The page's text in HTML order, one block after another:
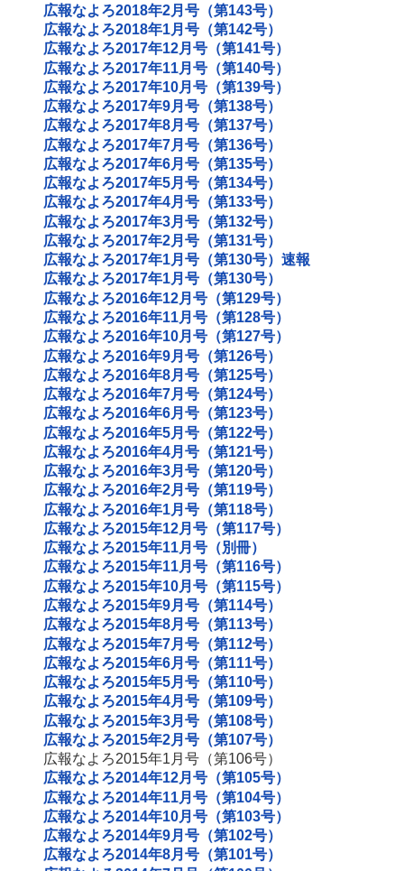
広報なよろ2018年2月号（第143号）
広報なよろ2018年1月号（第142号）
広報なよろ2017年12月号（第141号）
広報なよろ2017年11月号（第140号）
広報なよろ2017年10月号（第139号）
広報なよろ2017年9月号（第138号）
広報なよろ2017年8月号（第137号）
広報なよろ2017年7月号（第136号）
広報なよろ2017年6月号（第135号）
広報なよろ2017年5月号（第134号）
広報なよろ2017年4月号（第133号）
広報なよろ2017年3月号（第132号）
広報なよろ2017年2月号（第131号）
広報なよろ2017年1月号（第130号）速報
広報なよろ2017年1月号（第130号）
広報なよろ2016年12月号（第129号）
広報なよろ2016年11月号（第128号）
広報なよろ2016年10月号（第127号）
広報なよろ2016年9月号（第126号）
広報なよろ2016年8月号（第125号）
広報なよろ2016年7月号（第124号）
広報なよろ2016年6月号（第123号）
広報なよろ2016年5月号（第122号）
広報なよろ2016年4月号（第121号）
広報なよろ2016年3月号（第120号）
広報なよろ2016年2月号（第119号）
広報なよろ2016年1月号（第118号）
広報なよろ2015年12月号（第117号）
広報なよろ2015年11月号（別冊）
広報なよろ2015年11月号（第116号）
広報なよろ2015年10月号（第115号）
広報なよろ2015年9月号（第114号）
広報なよろ2015年8月号（第113号）
広報なよろ2015年7月号（第112号）
広報なよろ2015年6月号（第111号）
広報なよろ2015年5月号（第110号）
広報なよろ2015年4月号（第109号）
広報なよろ2015年3月号（第108号）
広報なよろ2015年2月号（第107号）
広報なよろ2015年1月号（第106号）
広報なよろ2014年12月号（第105号）
広報なよろ2014年11月号（第104号）
広報なよろ2014年10月号（第103号）
広報なよろ2014年9月号（第102号）
広報なよろ2014年8月号（第101号）